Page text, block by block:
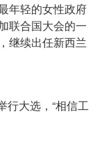
年轻的女性政府
联合国大会的一
继续出任新西兰
行大选，“相信工